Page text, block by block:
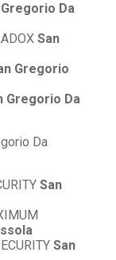
Da
San
Gregorio
Gregorio Da
San
San